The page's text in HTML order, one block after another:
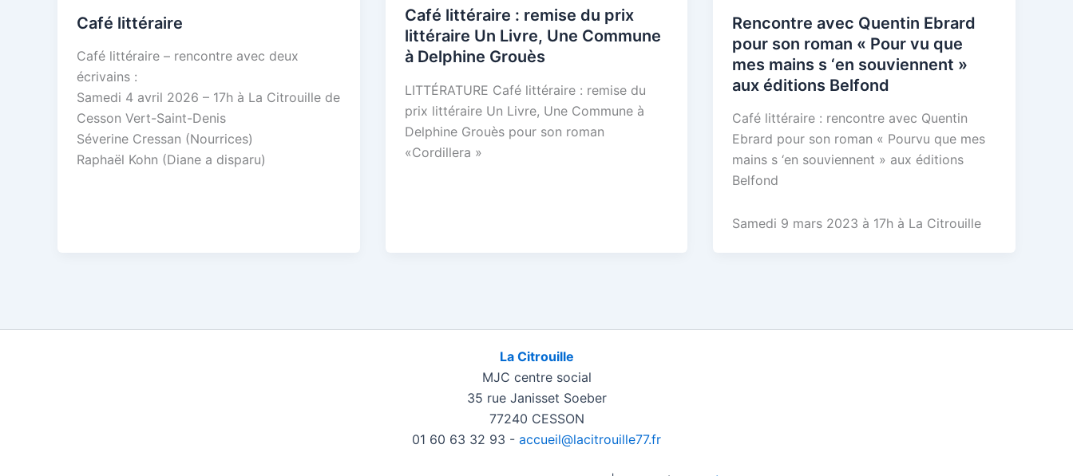
Café littéraire
Café littéraire – rencontre avec deux
écrivains :
Samedi 4 avril 2026 – 17h à La Citrouille de
Cesson Vert-Saint-Denis
Séverine Cressan (Nourrices)
Raphaël Kohn (Diane a disparu)
Café littéraire : remise du prix
littéraire Un Livre, Une Commune
à Delphine Grouès
LITTÉRATURE Café littéraire : remise du
prix littéraire Un Livre, Une Commune à
Delphine Grouès pour son roman
«Cordillera »
Rencontre avec Quentin Ebrard
pour son roman « Pour vu que
mes mains s ‘en souviennent »
aux éditions Belfond
Café littéraire : rencontre avec Quentin
Ebrard pour son roman « Pourvu que mes
mains s ‘en souviennent » aux éditions
Belfond
Samedi 9 mars 2023 à 17h à La Citrouille
La Citrouille
MJC centre social
35 rue Janisset Soeber
77240 CESSON
01 60 63 32 93 - accueil@lacitrouille77.fr